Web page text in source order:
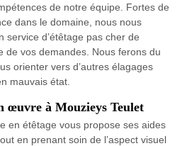
de notre équipe. Fortes de
dans le domaine, nous nous
service d’étêtage pas cher de
de vos demandes. Nous ferons du
orienter vers d’autres élagages
mauvais état.
œuvre à Mouzieys Teulet
en étêtage vous propose ses aides
en prenant soin de l’aspect visuel